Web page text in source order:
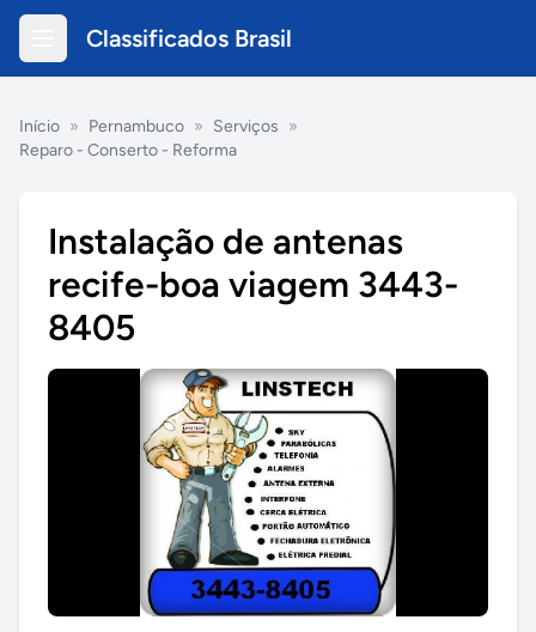
Classificados Brasil
Início » Pernambuco » Serviços »
Reparo - Conserto - Reforma
Instalação de antenas
recife-boa viagem 3443-
8405